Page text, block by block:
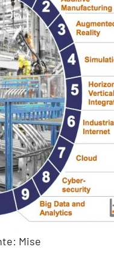
Mise